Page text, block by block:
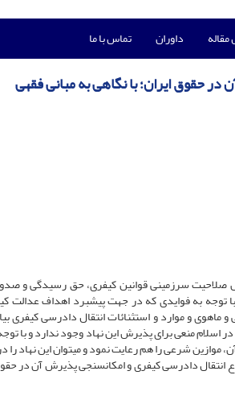
داوران تماس با ما
حقوق ایران؛ با نگاهی به مبانی فقهی
سرزمینی قوانین کیفری، حق رسیدگی و
توجه به فوایدی که در جهت پیشبرد اهداف عدالت
ماهوی و موارد و استثنائات انتقال دادرسی کیفری
اسلام منعی برای پذیرش این نهاد وجود ندارد و با
شرعی را هم رعایت نمود و می­توان این نهاد را
انتقال دادرسی کیفری و امکان­سنجی پذیرش آن در